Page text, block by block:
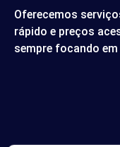
Oferecemos
rápido e preços
sempre focando